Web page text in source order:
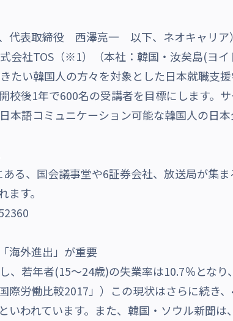
代表取締役 西澤亮一 以下、ネオキャリア
会社TOS（※1）（本社：韓国・汝矣島(ヨ
い韓国人の方々を対象とした日本就職支
校後1年で600名の受講者を目標にします。
本語コミュニケーション可能な韓国人の日
る、国会議事堂や6証券会社、放送局が集
す。
海外進出」が重要
、若年者(15～24歳)の失業率は10.7％とな
際労働比較2017」）この現状はさらに続き
われています。また、韓国・ソウル新聞